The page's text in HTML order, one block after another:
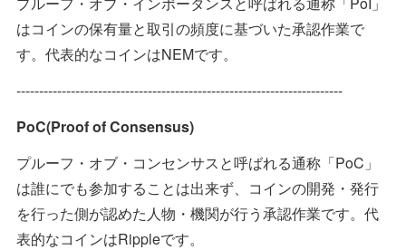
はコインの保有量と取引の頻度に基づいた承認作業で
す。代表的なコインはNEMです。
------------------------------------------------------------------------
PoC(Proof of Consensus)
プルーフ・オブ・コンセンサスと呼ばれる通称「PoC」
は誰にでも参加することは出来ず、コインの開発・発行
を行った側が認めた人物・機関が行う承認作業です。代
表的なコインはRippleです。